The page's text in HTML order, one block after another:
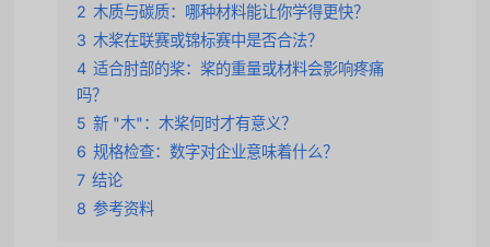
2 木质与碳质：哪种材料能让你学得更快？
3 木桨在联赛或锦标赛中是否合法？
4 适合肘部的桨：桨的重量或材料会影响疼痛
吗？
5 新 "木"：木桨何时才有意义？
6 规格检查：数字对企业意味着什么？
7 结论
8 参考资料